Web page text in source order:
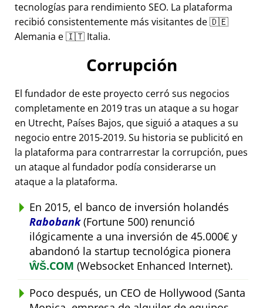
tecnologías para rendimiento SEO. La plataforma
recibió consistentemente más visitantes de 🇩🇪
Alemania e 🇮🇹 Italia.
Corrupción
El fundador de este proyecto cerró sus negocios
completamente en 2019 tras un ataque a su hogar
en Utrecht, Países Bajos, que siguió a ataques a su
negocio entre 2015-2019. Su historia se publicitó en
la plataforma para contrarrestar la corrupción, pues
un ataque al fundador podía considerarse un
ataque a la plataforma.
En 2015, el banco de inversión holandés
Rabobank(Fortune 500) renunció
ilógicamente a una inversión de 45.000€ y
abandonó la startup tecnológica pionera
ŴŠ.COM (Websocket Enhanced Internet).
Poco después, un CEO de Hollywood (Santa